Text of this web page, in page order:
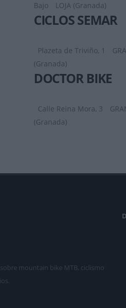
Bajo
LOJA (Granada)
CICLOS SEMAR
Plazeta de Triviño, 1
(Granada)
DOCTOR BIKE
Calle Reina Mora, 3
(Granada)
mountain bike MTB, ciclismo